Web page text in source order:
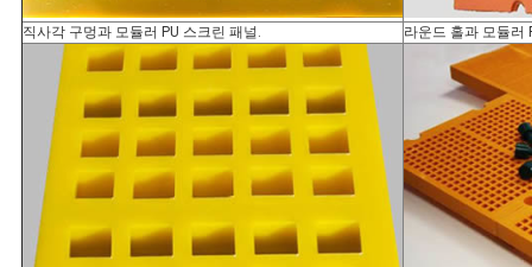
직사각 구멍과 모듈러 PU 스크린 패널. 라운드 홀과 모듈러